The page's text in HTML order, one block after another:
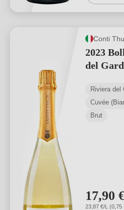
Conti
2023
del
Riviera del
Cuvée
Brut
17,90
23,87 €/L (0,75